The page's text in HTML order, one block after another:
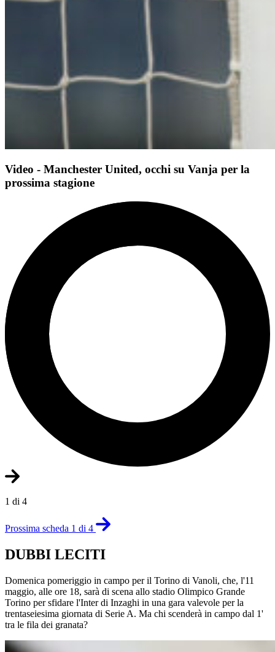
Video - Manchester United, occhi su Vanja per la
prossima stagione
1 di 4
Prossima scheda 1 di 4
DUBBI LECITI
Domenica pomeriggio in campo per il Torino di Vanoli, che, l'11
maggio, alle ore 18, sarà di scena allo stadio Olimpico Grande
Torino per sfidare l'Inter di Inzaghi in una gara valevole per la
trentaseiesima giornata di Serie A. Ma chi scenderà in campo dal 1'
tra le fila dei granata?